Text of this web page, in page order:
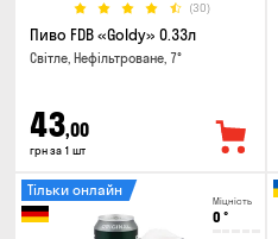
(30)
Пиво FDB «Goldy» 0.33л
Світле, Нефільтроване, 7°
43,00
грн за 1 шт
Міцність
0 °
Тільки онлайн